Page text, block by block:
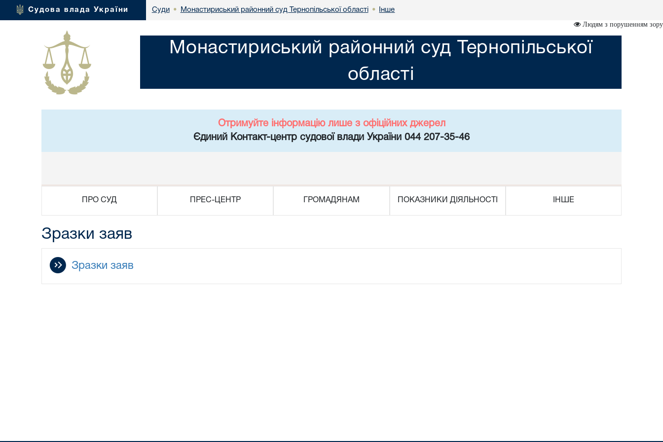
Судова влада України Суди • Монастириський районний суд Тернопільської області • Інше
Людям з порушенням зору
Монастириський районний суд Тернопільської
області
Отримуйте інформацію лише з офіційних джерел
Єдиний Контакт-центр судової влади України 044 207-35-46
ПРО СУД ПРЕС-ЦЕНТР ГРОМАДЯНАМ ПОКАЗНИКИ ДІЯЛЬНОСТІ ІНШЕ
Зразки заяв
Зразки заяв